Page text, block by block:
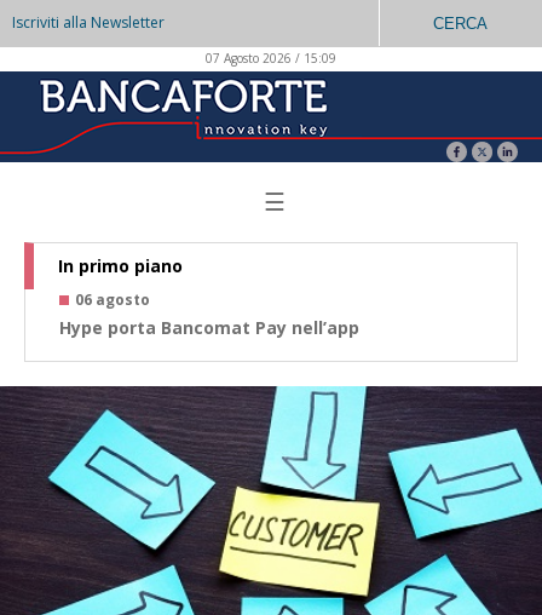
Iscriviti alla Newsletter CERCA
07 Agosto 2026 / 15:09
☰
In primo piano
06 agosto
Hype porta Bancomat Pay nell’app